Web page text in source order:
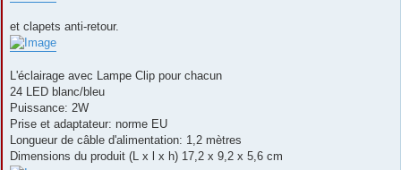
et clapets anti-retour.
L'éclairage avec Lampe Clip pour chacun
24 LED blanc/bleu
Puissance: 2W
Prise et adaptateur: norme EU
Longueur de câble d'alimentation: 1,2 mètres
Dimensions du produit (L x l x h) 17,2 x 9,2 x 5,6 cm